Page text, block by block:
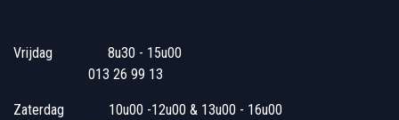
Vrijdag
​8u30 - 15u00
013 26 99 13
Zaterdag
​10u00 -12u00 & 13u00 - 16u00